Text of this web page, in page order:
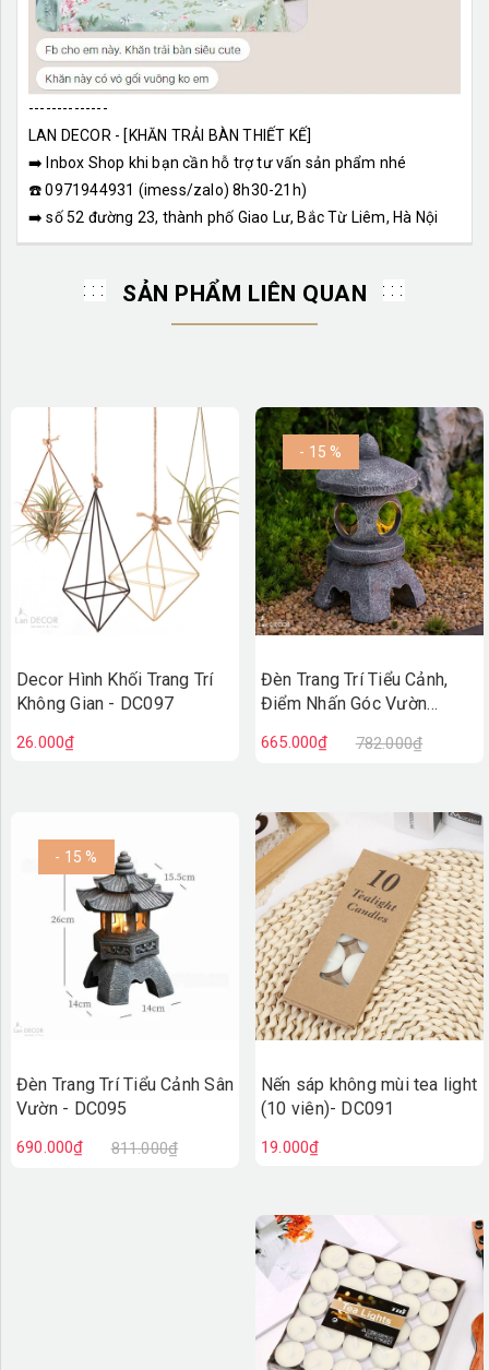
--------------
LAN DECOR - [KHĂN TRẢI BÀN THIẾT KẾ]
➡️ Inbox Shop khi bạn cần hỗ trợ tư vấn sản phẩm nhé
☎️ 0971944931 (imess/zalo) 8h30-21h)
➡️ số 52 đường 23, thành phố Giao Lư, Bắc Từ Liêm, Hà Nội
SẢN PHẨM LIÊN QUAN
Decor Hình Khối Trang Trí
Không Gian - DC097
26.000₫
- 15 %
Đèn Trang Trí Tiểu Cảnh,
Điểm Nhấn Góc Vườn
665.000₫ 782.000₫
- 15 %
Đèn Trang Trí Tiểu Cảnh Sân
Vườn - DC095
690.000₫ 811.000₫
Nến sáp không mùi tea light
(10 viên)- DC091
19.000₫